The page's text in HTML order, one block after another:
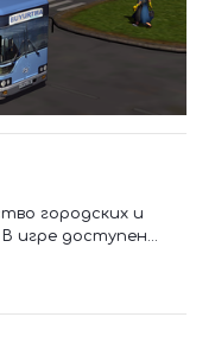
городских и
игре доступен...